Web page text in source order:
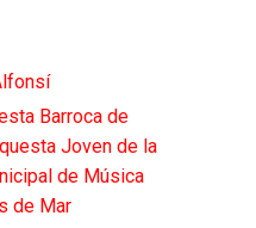
Barroca de
Joven de la
de Música
de Mar